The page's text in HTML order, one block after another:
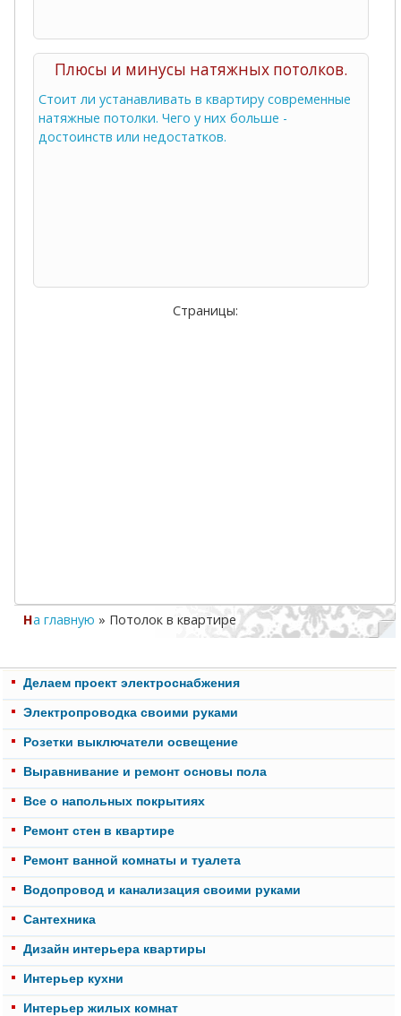
Плюсы и минусы натяжных потолков.
Стоит ли устанавливать в квартиру современные
натяжные потолки. Чего у них больше -
достоинств или недостатков.
Страницы:
На главную » Потолок в квартире
Делаем проект электроснабжения
Электропроводка своими руками
Розетки выключатели освещение
Выравнивание и ремонт основы пола
Все о напольных покрытиях
Ремонт стен в квартире
Ремонт ванной комнаты и туалета
Водопровод и канализация своими руками
Cантехника
Дизайн интерьера квартиры
Интерьер кухни
Интерьер жилых комнат